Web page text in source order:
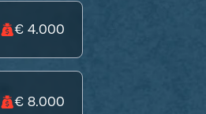
€ 4.000
€ 8.000